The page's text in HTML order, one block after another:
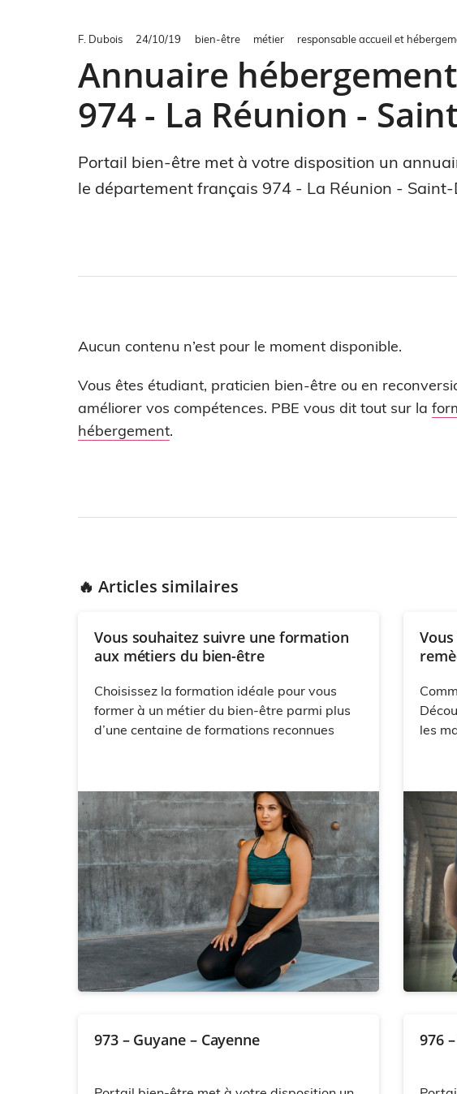
F. Dubois 24/10/19 bien-être métier responsable accueil et
Annuaire
974 - La Réunion -
Portail bien-être met à votre disposition un
le département français 974 - La Réunion - Saint-
Aucun contenu n’est pour le moment disponible.
Vous êtes étudiant, praticien bien-être ou en
améliorer vos compétences. PBE vous dit tout sur la
hébergement.
🔥 Articles similaires
Vous souhaitez suivre une formation
aux métiers du bien-être
Choisissez la formation idéale pour vous
former à un métier du bien-être parmi plus
d’une centaine de formations reconnues
les
973 – Guyane – Cayenne 976